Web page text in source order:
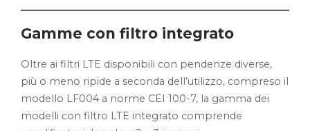
Gamme con filtro integrato
Oltre ai filtri LTE disponibili con pendenze diverse,
più o meno ripide a seconda dell’utilizzo, compreso il
modello LF004 a norme CEI 100-7, la gamma dei
modelli con filtro LTE integrato comprende